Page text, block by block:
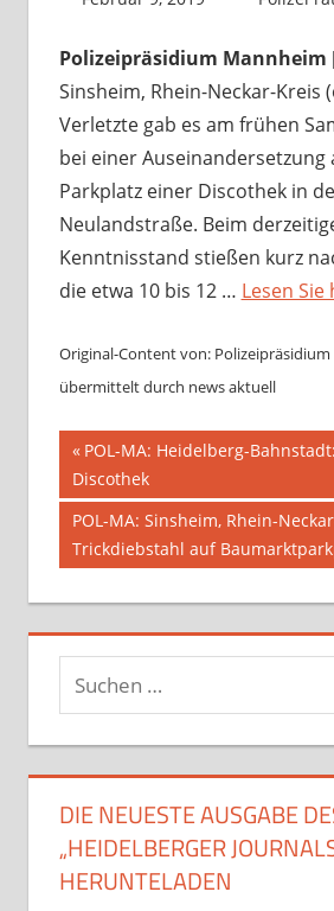
Polizeipräsidium Mannheim
Sinsheim, Rhein-Neckar-Kreis
Verletzte gab es am frühen
bei einer Auseinandersetzung
Parkplatz einer Discothek in
Neulandstraße. Beim
Kenntnisstand stießen kurz
die etwa 10 bis 12 … Lesen
Original-Content von:
übermittelt durch news aktuell
Vorheriger
Beitrag:
POL-MA: Heidelberg-
Discothek
Nächster
Beitrag:
POL-MA: Sinsheim, Rhein-
Trickdiebstahl auf
Suchen
nach:
DIE NEUESTE AUSGABE
„HEIDELBERGER
HERUNTELADEN